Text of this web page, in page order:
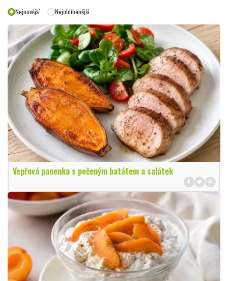
Nejnovější Nejoblíbenější
Vepřová panenka s pečeným batátem a salátek